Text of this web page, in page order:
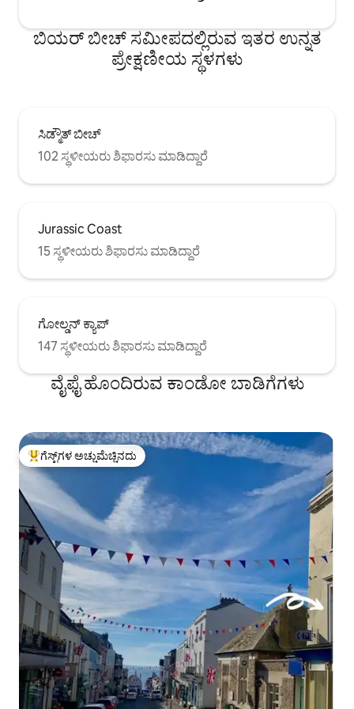
ಬಿಯರ್ ಬೀಚ್ ಸಮೀಪದಲ್ಲಿರುವ ಇತರ ಉನ್ನತ
ಪ್ರೇಕ್ಷಣೀಯ ಸ್ಥಳಗಳು
ಸಿಡ್ಮೌತ್ ಬೀಚ್
102 ಸ್ಥಳೀಯರು ಶಿಫಾರಸು ಮಾಡಿದ್ದಾರೆ
Jurassic Coast
15 ಸ್ಥಳೀಯರು ಶಿಫಾರಸು ಮಾಡಿದ್ದಾರೆ
ಗೋಲ್ಡನ್ ಕ್ಯಾಪ್
147 ಸ್ಥಳೀಯರು ಶಿಫಾರಸು ಮಾಡಿದ್ದಾರೆ
ವೈಫೈ ಹೊಂದಿರುವ ಕಾಂಡೋ ಬಾಡಿಗೆಗಳು
ಗೆಸ್ಟ್‌ಗಳಿಗೆ ಅತಿ ಹೆಚ್ಚು ಅಚ್ಚುಮೆಚ್ಚಿನದು
ಗೆಸ್ಟ್‌ಗಳ ಅಚ್ಚುಮೆಚ್ಚಿನದು